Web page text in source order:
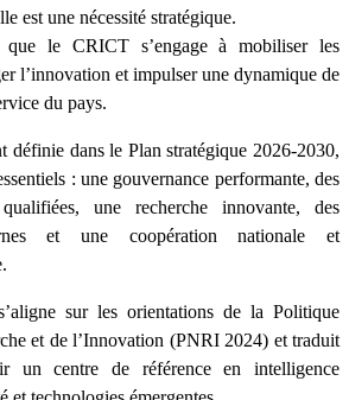
est une nécessité stratégique.
que le CRICT s’engage à mobiliser les
l’innovation et impulser une dynamique de
du pays.
définie dans le Plan stratégique 2026-2030,
: une gouvernance performante, des
qualifiées, une recherche innovante, des
et une coopération nationale et
sur les orientations de la Politique
et de l’Innovation (PNRI 2024) et traduit
un centre de référence en intelligence